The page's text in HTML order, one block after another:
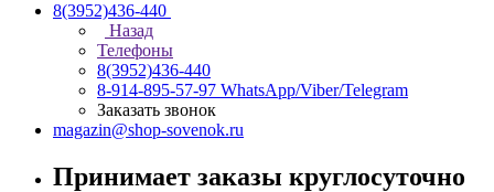
8(3952)436-440
Назад
Телефоны
8(3952)436-440
8-914-895-57-97 WhatsApp/Viber/Telegram
Заказать звонок
magazin@shop-sovenok.ru
Принимает заказы круглосуточно